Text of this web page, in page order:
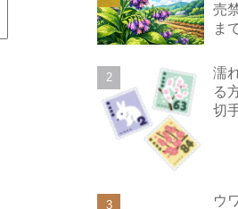
売
ま
濡
る
切
ウ